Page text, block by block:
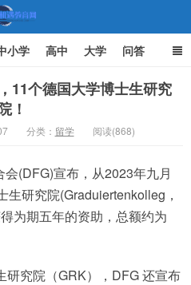
育网
小学 高中 大学 问答
11个德国大学博士生研究
！
分类： 留学 阅读(868)
(DFG)宣布，从2023年九月
研究院(Graduiertenkolleg，
为期五年的资助，总额约为
研究院（GRK），DFG 还宣布